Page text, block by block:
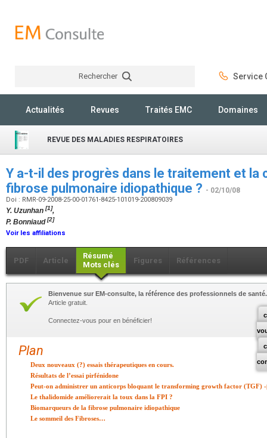
Rechercher Service
Actualités Revues Traités EMC Domaines
REVUE DES MALADIES RESPIRATOIRES
Y a-t-il des progrès dans le traitement et la
fibrose pulmonaire idiopathique ? - 02/10/08
Doi : RMR-09-2008-25-00-01761-8425-101019-200809039
Y. Uzunhan [1],
P. Bonniaud[2]
Voir les affiliations
PDF Article
Résumé
Mots clés
Figures Références
Bienvenue sur EM-consulte, la référence des professionnels de santé.
Article gratuit.
Connectez-vous pour en bénéficier!
Plan
Deux nouveaux (?) essais thérapeutiques en cours.
Résultats de l’essai pirfénidone
Peut-on administrer un anticorps bloquant le transforming growth factor (TGF)
Le thalidomide améliorerait la toux dans la FPI ?
Biomarqueurs de la fibrose pulmonaire idiopathique
Le sommeil des Fibroses…